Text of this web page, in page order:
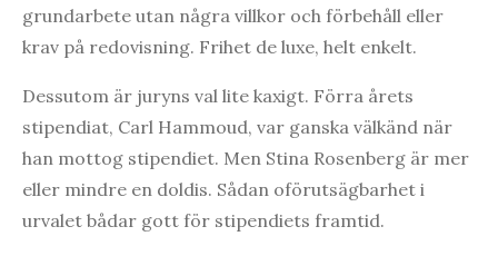
grundarbete utan några villkor och förbehåll eller
krav på redovisning. Frihet de luxe, helt enkelt.
Dessutom är juryns val lite kaxigt. Förra årets
stipendiat, Carl Hammoud, var ganska välkänd när
han mottog stipendiet. Men Stina Rosenberg är mer
eller mindre en doldis. Sådan oförutsägbarhet i
urvalet bådar gott för stipendiets framtid.